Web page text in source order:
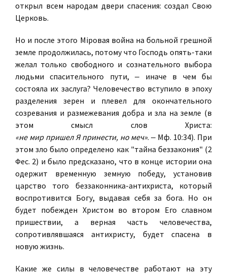
открыл всем народам двери спасения: создал Свою
Церковь.
Но и после этого Мiровая война на больной грешной
земле продолжилась, потому что Господь опять-таки
желал только свободного и сознательного выбора
людьми спасительного пути, ‒ иначе в чем бы
состояла их заслуга? Человечество вступило в эпоху
разделения зерен и плевел для окончательного
созревания и размежевания добра и зла на земле (в
этом смысл слов Христа:
«не мир пришел Я принести, но меч». ‒ Мф. 10:34). При
этом зло было определено как "тайна беззакония" (2
Фес. 2) и было предсказано, что в конце истории она
одержит временную земную победу, установив
царство того беззаконника-антихриста, который
воспротивится Богу, выдавая себя за бога. Но он
будет побежден Христом во втором Его славном
пришествии, а верная часть человечества,
сопротивлявшаяся антихристу, будет спасена в
новую жизнь.
Какие же силы в человечестве работают на эту